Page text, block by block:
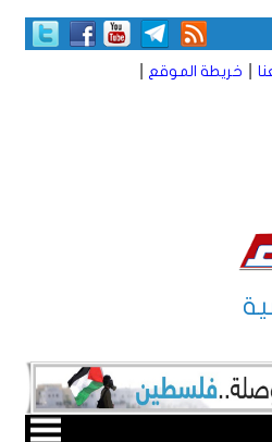
خريطة الموقع